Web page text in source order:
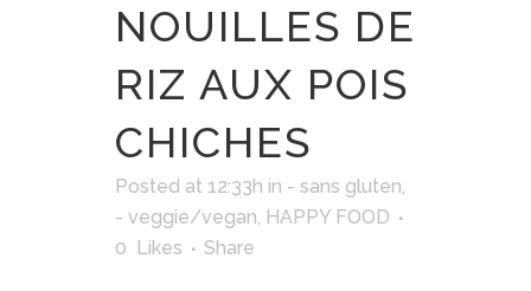
NOUILLES DE
RIZ AUX POIS
CHICHES
Posted at 12:33h in - sans gluten,
- veggie/vegan, HAPPY FOOD
0 Likes Share